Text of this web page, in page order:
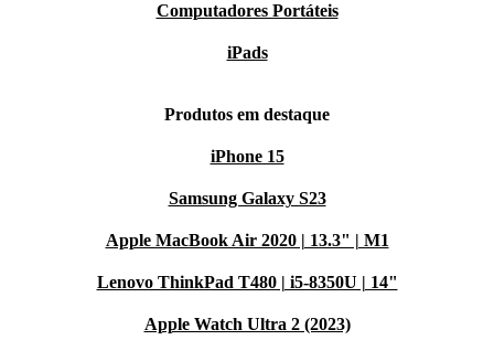
Computadores Portáteis
iPads
Produtos em destaque
iPhone 15
Samsung Galaxy S23
Apple MacBook Air 2020 | 13.3" | M1
Lenovo ThinkPad T480 | i5-8350U | 14"
Apple Watch Ultra 2 (2023)